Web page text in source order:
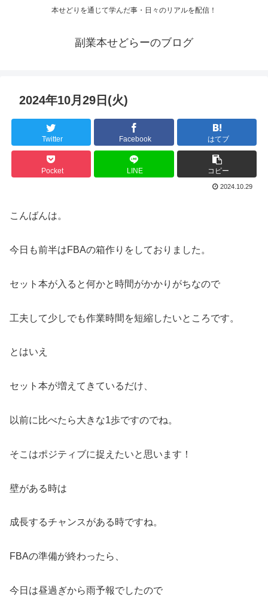
本せどりを通じて学んだ事・日々のリアルを配信！
副業本せどらーのブログ
2024年10月29日(火)
Twitter Facebook はてブ
Pocket LINE コピー
2024.10.29
こんばんは。
今日も前半はFBAの箱作りをしておりました。
セット本が入ると何かと時間がかかりがちなので
工夫して少しでも作業時間を短縮したいところです。
とはいえ
セット本が増えてきているだけ、
以前に比べたら大きな1歩ですのでね。
そこはポジティブに捉えたいと思います！
壁がある時は
成長するチャンスがある時ですね。
FBAの準備が終わったら、
今日は昼過ぎから雨予報でしたので